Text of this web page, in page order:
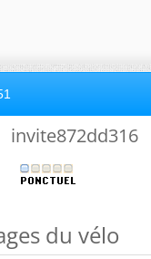
invite872dd316
du vélo